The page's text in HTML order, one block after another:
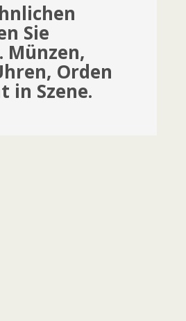
Sie
Münzen,
Orden
in Szene.